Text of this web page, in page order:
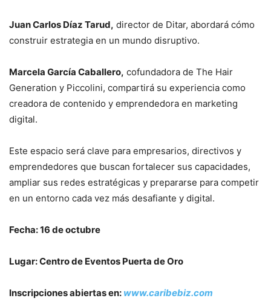
Juan Carlos Díaz Tarud, director de Ditar, abordará cómo
construir estrategia en un mundo disruptivo.
Marcela García Caballero, cofundadora de The Hair
Generation y Piccolini, compartirá su experiencia como
creadora de contenido y emprendedora en marketing
digital.
Este espacio será clave para empresarios, directivos y
emprendedores que buscan fortalecer sus capacidades,
ampliar sus redes estratégicas y prepararse para competir
en un entorno cada vez más desafiante y digital.
Fecha: 16 de octubre
Lugar: Centro de Eventos Puerta de Oro
Inscripciones abiertas en: www.caribebiz.com